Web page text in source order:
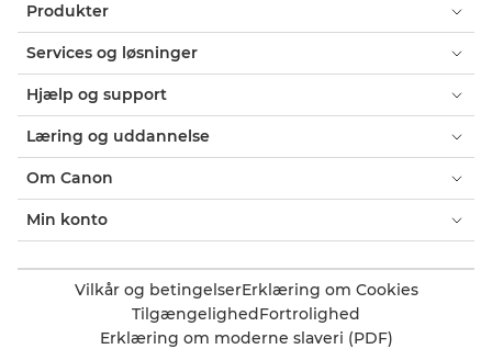
Produkter
Services og løsninger
Hjælp og support
Læring og uddannelse
Om Canon
Min konto
Vilkår og betingelserErklæring om Cookies
TilgængelighedFortrolighed
Erklæring om moderne slaveri (PDF)